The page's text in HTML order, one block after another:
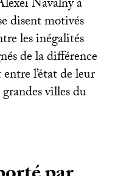
Navalny à
disent motivés
les inégalités
de la différence
l’état de leur
villes du